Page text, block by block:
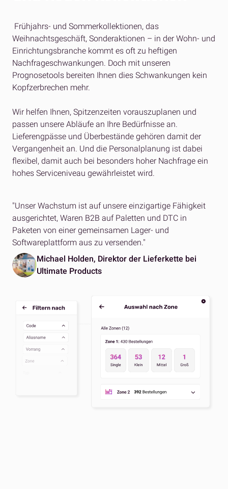
Frühjahrs- und Sommerkollektionen, das
Weihnachtsgeschäft, Sonderaktionen – in der Wohn- und
Einrichtungsbranche kommt es oft zu heftigen
Nachfrageschwankungen. Doch mit unseren
Prognosetools bereiten Ihnen dies Schwankungen kein
Kopfzerbrechen mehr.
Wir helfen Ihnen, Spitzenzeiten vorauszuplanen und
passen unsere Abläufe an Ihre Bedürfnisse an.
Lieferengpässe und Überbestände gehören damit der
Vergangenheit an. Und die Personalplanung ist dabei
flexibel, damit auch bei besonders hoher Nachfrage ein
hohes Serviceniveau gewährleistet wird.
"Unser Wachstum ist auf unsere einzigartige Fähigkeit
ausgerichtet, Waren B2B auf Paletten und DTC in
Paketen von einer gemeinsamen Lager- und
Softwareplattform aus zu versenden."
Michael Holden, Direktor der Lieferkette bei
Ultimate Products